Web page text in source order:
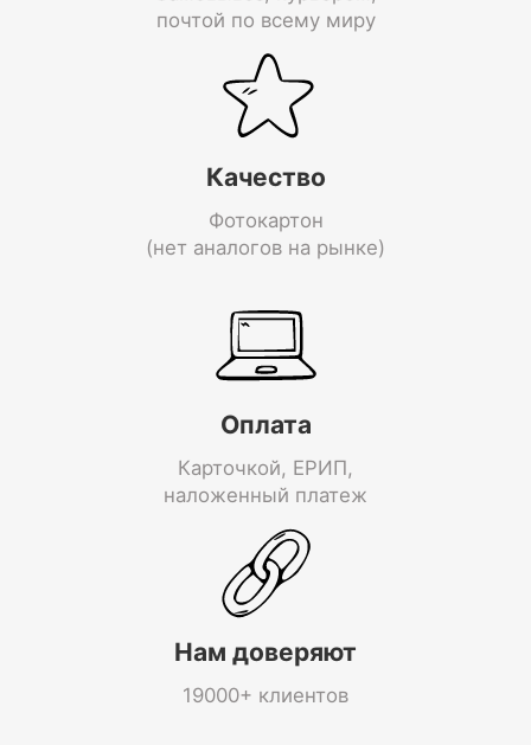
почтой по всему миру
Качество
Фотокартон
(нет аналогов на рынке)
Оплата
Карточкой, ЕРИП,
наложенный платеж
Нам доверяют
19000+ клиентов